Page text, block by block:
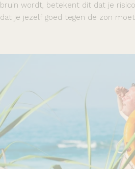
bruin wordt, betekent dit dat je
dat je jezelf goed tegen de zon